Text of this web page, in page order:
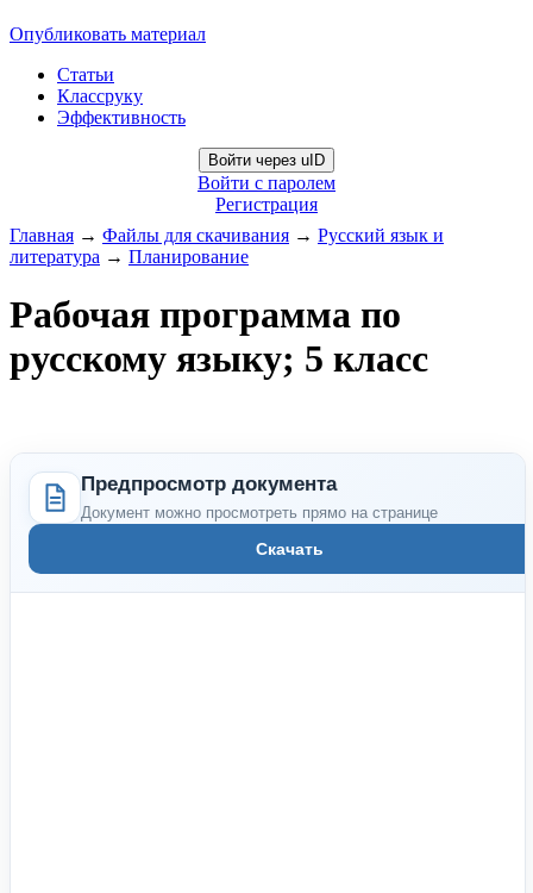
Опубликовать материал
Статьи
Классруку
Эффективность
Войти через uID
Войти с паролем
Регистрация
Главная → Файлы для скачивания → Русский язык и
литература → Планирование
Рабочая программа по
русскому языку; 5 класс
Предпросмотр документа
Документ можно просмотреть прямо на странице
Скачать